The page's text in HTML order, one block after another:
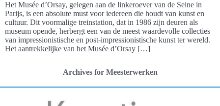
Het Musée d’Orsay, gelegen aan de linkeroever van de Seine in
Parijs, is een absolute must voor iedereen die houdt van kunst en
cultuur. Dit voormalige treinstation, dat in 1986 zijn deuren als
museum opende, herbergt een van de meest waardevolle collecties
van impressionistische en post-impressionistische kunst ter wereld.
Het aantrekkelijke van het Musée d’Orsay […]
Archives for Meesterwerken